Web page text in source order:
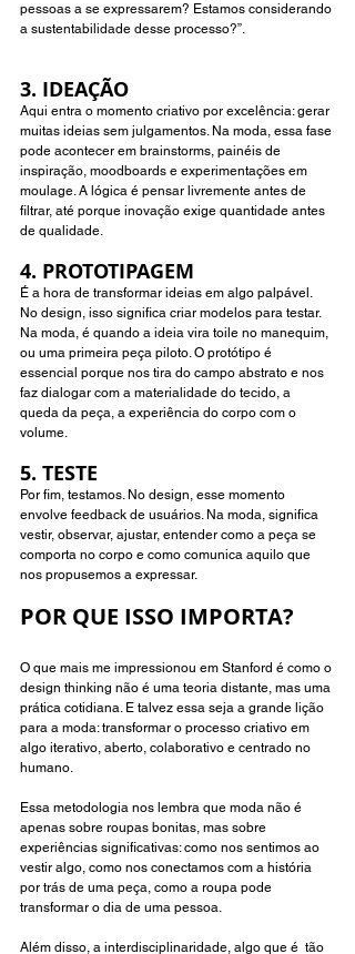
pessoas a se expressarem? Estamos considerando
a sustentabilidade desse processo?”.
3. IDEAÇÃO
Aqui entra o momento criativo por excelência: gerar
muitas ideias sem julgamentos. Na moda, essa fase
pode acontecer em brainstorms, painéis de
inspiração, moodboards e experimentações em
moulage. A lógica é pensar livremente antes de
filtrar, até porque inovação exige quantidade antes
de qualidade.
4. PROTOTIPAGEM
É a hora de transformar ideias em algo palpável.
No design, isso significa criar modelos para testar.
Na moda, é quando a ideia vira toile no manequim,
ou uma primeira peça piloto. O protótipo é
essencial porque nos tira do campo abstrato e nos
faz dialogar com a materialidade do tecido, a
queda da peça, a experiência do corpo com o
volume.
5. TESTE
Por fim, testamos. No design, esse momento
envolve feedback de usuários. Na moda, significa
vestir, observar, ajustar, entender como a peça se
comporta no corpo e como comunica aquilo que
nos propusemos a expressar.
POR QUE ISSO IMPORTA?
O que mais me impressionou em Stanford é como o
design thinking não é uma teoria distante, mas uma
prática cotidiana. E talvez essa seja a grande lição
para a moda: transformar o processo criativo em
algo iterativo, aberto, colaborativo e centrado no
humano.
Essa metodologia nos lembra que moda não é
apenas sobre roupas bonitas, mas sobre
experiências significativas: como nos sentimos ao
vestir algo, como nos conectamos com a história
por trás de uma peça, como a roupa pode
transformar o dia de uma pessoa.
Além disso, a interdisciplinaridade, algo que é  tão